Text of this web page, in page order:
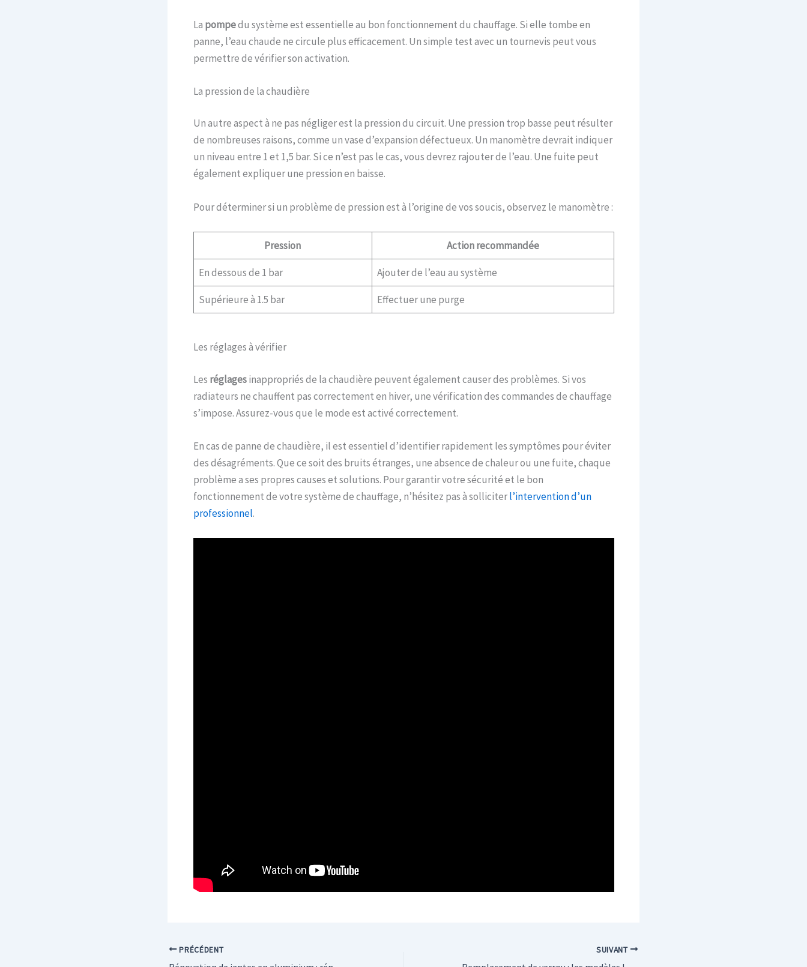
La pompedu système est essentielle au bon fonctionnement du chauffage. Si elle tombe en
panne, l’eau chaude ne circule plus efficacement. Un simple test avec un tournevis peut vous
permettre de vérifier son activation.
La pression de la chaudière
Un autre aspect à ne pas négliger est la pression du circuit. Une pression trop basse peut résulter
de nombreuses raisons, comme un vase d’expansion défectueux. Un manomètre devrait indiquer
un niveau entre 1 et 1,5 bar. Si ce n’est pas le cas, vous devrez rajouter de l’eau. Une fuite peut
également expliquer une pression en baisse.
Pour déterminer si un problème de pression est à l’origine de vos soucis, observez le manomètre :
Pression Action recommandée
En dessous de 1 bar Ajouter de l’eau au système
Supérieure à 1.5 bar Effectuer une purge
Les réglages à vérifier
Les réglagesinappropriés de la chaudière peuvent également causer des problèmes. Si vos
radiateurs ne chauffent pas correctement en hiver, une vérification des commandes de chauffage
s’impose. Assurez-vous que le mode est activé correctement.
En cas de panne de chaudière, il est essentiel d’identifier rapidement les symptômes pour éviter
des désagréments. Que ce soit des bruits étranges, une absence de chaleur ou une fuite, chaque
problème a ses propres causes et solutions. Pour garantir votre sécurité et le bon
fonctionnement de votre système de chauffage, n’hésitez pas à solliciterl’intervention d’un
professionnel.
PRÉCÉDENT SUIVANT